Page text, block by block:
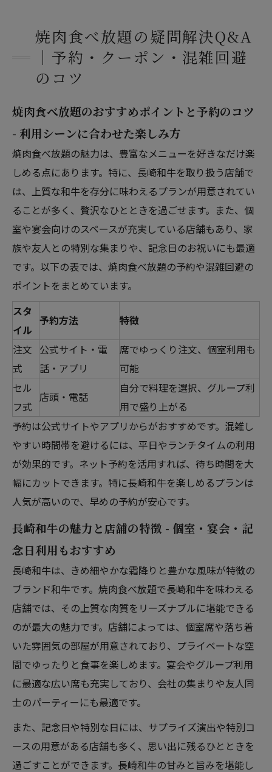
焼肉食べ放題の疑問解決Q&A
｜予約・クーポン・混雑回避
のコツ
焼肉食べ放題のおすすめポイントと予約のコツ
- 利用シーンに合わせた楽しみ方
焼肉食べ放題の魅力は、豊富なメニューを好きなだけ楽
しめる点にあります。特に、長崎和牛を取り扱う店舗で
は、上質な和牛を存分に味わえるプランが用意されてい
ることが多く、贅沢なひとときを過ごせます。また、個
室や宴会向けのスペースが充実している店舗もあり、家
族や友人との特別な集まりや、記念日のお祝いにも最適
です。以下の表では、焼肉食べ放題の予約や混雑回避の
ポイントをまとめています。
スタ
イル
予約方法
特徴
注文
式
公式サイト・電
話・アプリ
席でゆっくり注文、個室利用も
可能
セル
フ式
店頭・電話
自分で料理を選択、グループ利
用で盛り上がる
予約は公式サイトやアプリからがおすすめです。混雑し
やすい時間帯を避けるには、平日やランチタイムの利用
が効果的です。ネット予約を活用すれば、待ち時間を大
幅にカットできます。特に長崎和牛を楽しめるプランは
人気が高いので、早めの予約が安心です。
長崎和牛の魅力と店舗の特徴 - 個室・宴会・記
念日利用もおすすめ
長崎和牛は、きめ細やかな霜降りと豊かな風味が特徴の
ブランド和牛です。焼肉食べ放題で長崎和牛を味わえる
店舗では、その上質な肉質をリーズナブルに堪能できる
のが最大の魅力です。店舗によっては、個室席や落ち着
いた雰囲気の部屋が用意されており、プライベートな空
間でゆったりと食事を楽しめます。宴会やグループ利用
に最適な広い席も充実しており、会社の集まりや友人同
士のパーティーにも最適です。
また、記念日や特別な日には、サプライズ演出や特別コ
ースの用意がある店舗も多く、思い出に残るひとときを
過ごすことができます。長崎和牛の甘みと旨みを堪能し